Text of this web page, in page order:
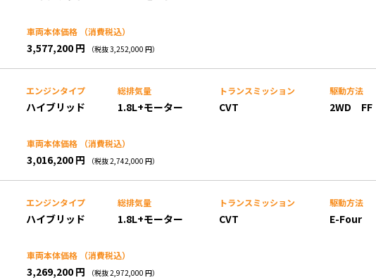
車両本体価格 （消費税込）
3,577,200 円 （税抜 3,252,000 円）
エンジンタイプ
ハイブリッド
総排気量
1.8L+モーター
トランスミッション
CVT
駆動方法
2WD FF
車両本体価格 （消費税込）
3,016,200 円 （税抜 2,742,000 円）
エンジンタイプ
ハイブリッド
総排気量
1.8L+モーター
トランスミッション
CVT
駆動方法
E-Four
車両本体価格 （消費税込）
3,269,200 円 （税抜 2,972,000 円）